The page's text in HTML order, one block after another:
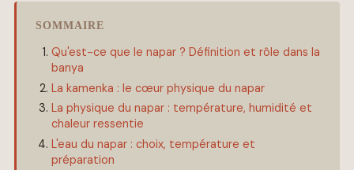
SOMMAIRE
Qu'est-ce que le napar ? Définition et rôle dans la
banya
La kamenka : le cœur physique du napar
La physique du napar : température, humidité et
chaleur ressentie
L'eau du napar : choix, température et
préparation